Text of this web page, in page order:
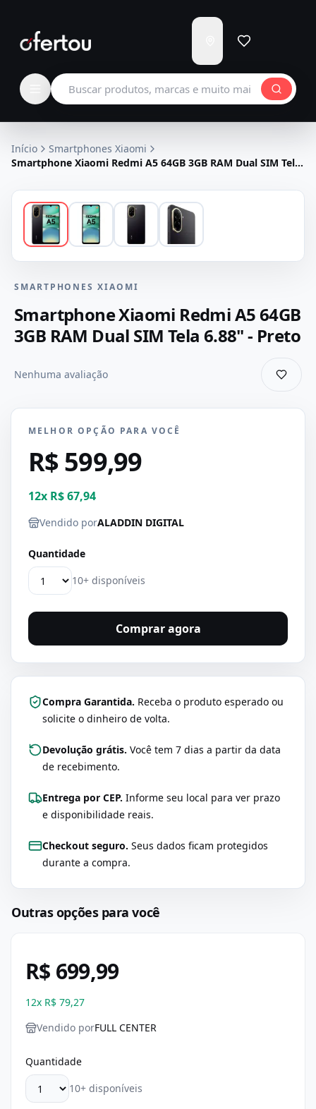
para
Carregando...
Buscar produtos
Início
Smartphones Xiaomi
Smartphone Xiaomi Redmi A5 64GB 3GB RAM Dual SIM Tela
SMARTPHONES XIAOMI
Smartphone Xiaomi Redmi A5 64GB
3GB RAM Dual SIM Tela 6.88" - Preto
Nenhuma avaliação
MELHOR OPÇÃO PARA VOCÊ
R$ 599,99
12x R$ 67,94
Vendido porALADDIN DIGITAL
Quantidade
10+ disponíveis
Comprar agora
Compra Garantida. Receba o produto esperado ou
solicite o dinheiro de volta.
Devolução grátis. Você tem 7 dias a partir da data
de recebimento.
Entrega por CEP. Informe seu local para ver prazo
e disponibilidade reais.
Checkout seguro. Seus dados ficam protegidos
durante a compra.
Outras opções para você
R$ 699,99
12x R$ 79,27
Vendido porFULL CENTER
Quantidade
10+ disponíveis